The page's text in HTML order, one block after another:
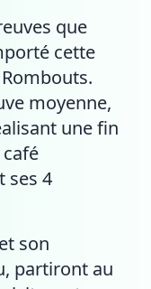
que
cette
moyenne,
une fin
ses 4
son
partiront au